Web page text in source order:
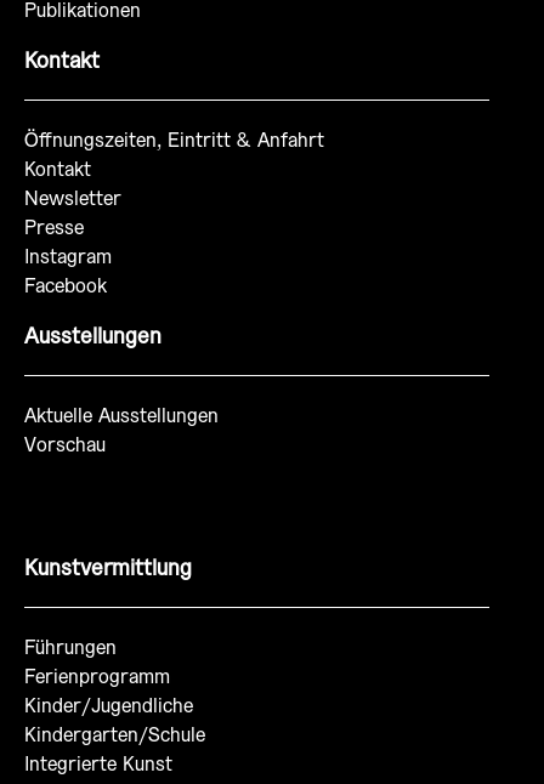
Publikationen
Kontakt
Öffnungszeiten, Eintritt & Anfahrt
Kontakt
Newsletter
Presse
Instagram
Facebook
Ausstellungen
Aktuelle Ausstellungen
Vorschau
Kunstvermittlung
Führungen
Ferienprogramm
Kinder/Jugendliche
Kindergarten/Schule
Integrierte Kunst